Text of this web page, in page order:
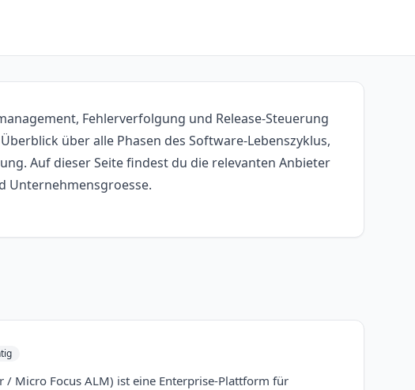
Fehlerverfolgung und Release-Steuerung
über alle Phasen des Software-Lebenszyklus,
Auf dieser Seite findest du die relevanten Anbieter
Unternehmensgroesse.
/ Micro Focus ALM) ist eine Enterprise-Plattform für